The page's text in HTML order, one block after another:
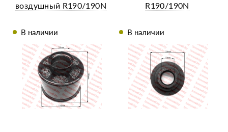
воздушный R190/190N
В наличии
R190/190N
В наличии